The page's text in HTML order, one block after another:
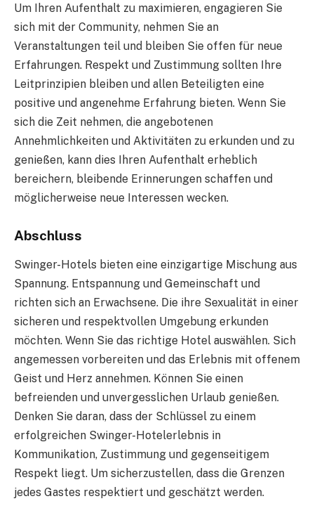
Um Ihren Aufenthalt zu maximieren, engagieren Sie
sich mit der Community, nehmen Sie an
Veranstaltungen teil und bleiben Sie offen für neue
Erfahrungen. Respekt und Zustimmung sollten Ihre
Leitprinzipien bleiben und allen Beteiligten eine
positive und angenehme Erfahrung bieten. Wenn Sie
sich die Zeit nehmen, die angebotenen
Annehmlichkeiten und Aktivitäten zu erkunden und zu
genießen, kann dies Ihren Aufenthalt erheblich
bereichern, bleibende Erinnerungen schaffen und
möglicherweise neue Interessen wecken.
Abschluss
Swinger-Hotels bieten eine einzigartige Mischung aus
Spannung. Entspannung und Gemeinschaft und
richten sich an Erwachsene. Die ihre Sexualität in einer
sicheren und respektvollen Umgebung erkunden
möchten. Wenn Sie das richtige Hotel auswählen. Sich
angemessen vorbereiten und das Erlebnis mit offenem
Geist und Herz annehmen. Können Sie einen
befreienden und unvergesslichen Urlaub genießen.
Denken Sie daran, dass der Schlüssel zu einem
erfolgreichen Swinger-Hotelerlebnis in
Kommunikation, Zustimmung und gegenseitigem
Respekt liegt. Um sicherzustellen, dass die Grenzen
jedes Gastes respektiert und geschätzt werden.